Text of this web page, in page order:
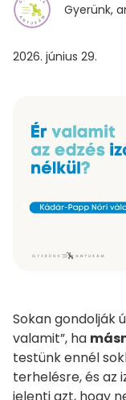
Gyerünk,
2026. június 29.
Sokan gondolják
valamit”, ha
testünk ennél
terhelésre, és az